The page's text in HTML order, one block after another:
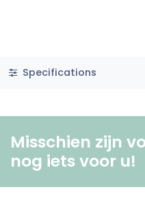
Specifications
Misschien zijn
nog iets voor u! ​